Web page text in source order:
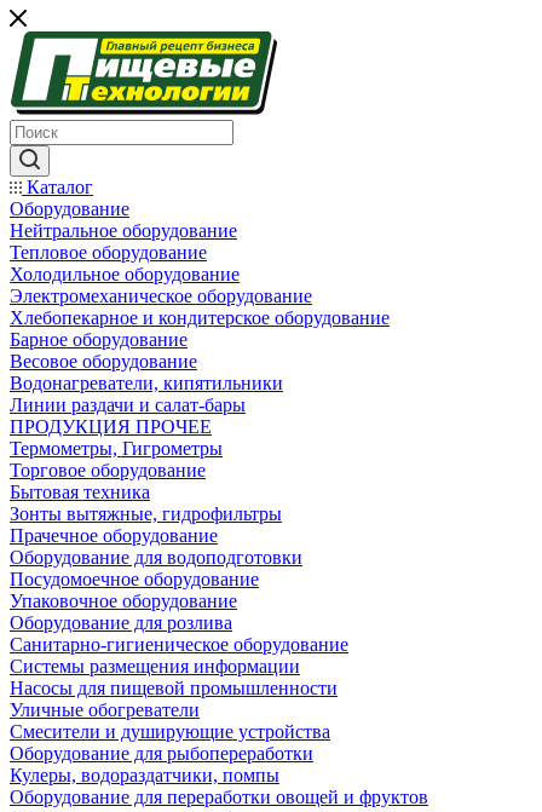
Каталог
Оборудование
Нейтральное оборудование
Тепловое оборудование
Холодильное оборудование
Электромеханическое оборудование
Хлебопекарное и кондитерское оборудование
Барное оборудование
Весовое оборудование
Водонагреватели, кипятильники
Линии раздачи и салат-бары
ПРОДУКЦИЯ ПРОЧЕЕ
Термометры, Гигрометры
Торговое оборудование
Бытовая техника
Зонты вытяжные, гидрофильтры
Прачечное оборудование
Оборудование для водоподготовки
Посудомоечное оборудование
Упаковочное оборудование
Оборудование для розлива
Санитарно-гигиеническое оборудование
Системы размещения информации
Насосы для пищевой промышленности
Уличные обогреватели
Смесители и душирующие устройства
Оборудование для рыбопереработки
Кулеры, водораздатчики, помпы
Оборудование для переработки овощей и фруктов